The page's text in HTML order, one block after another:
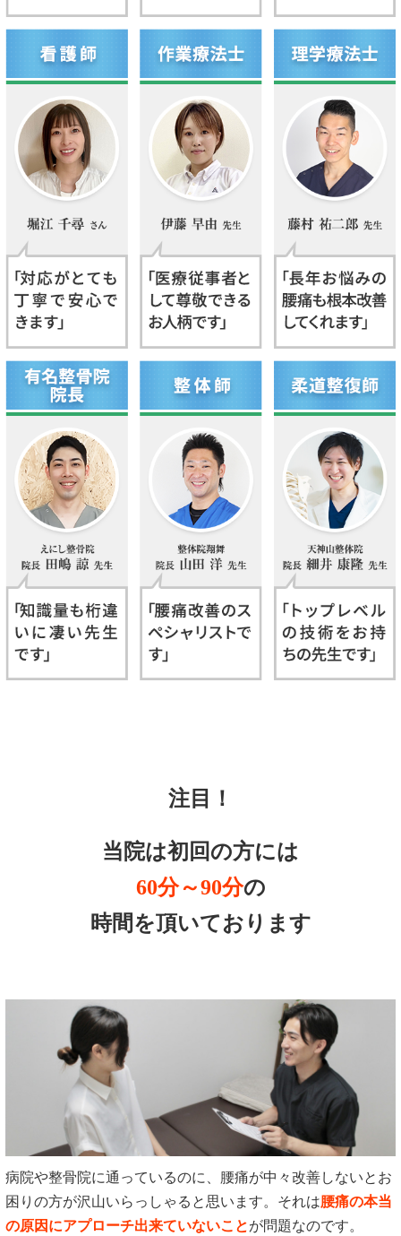
注目！
当院は初回の方には
60分～90分の
時間を頂いております
病院や整骨院に通っているのに、腰痛が中々改善しないとお
困りの方が沢山いらっしゃると思います。それは腰痛の本当
の原因にアプローチ出来ていないことが問題なのです。